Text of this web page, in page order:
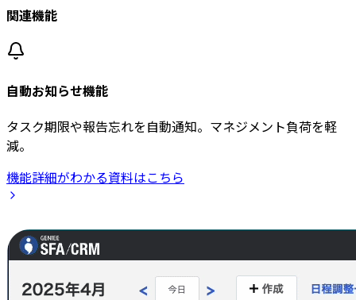
関連機能
自動お知らせ機能
タスク期限や報告忘れを自動通知。マネジメント負荷を軽
減。
機能詳細がわかる資料はこちら